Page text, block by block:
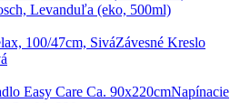
Levanduľa (eko, 500ml)
Závesné Kreslo
Napínacie